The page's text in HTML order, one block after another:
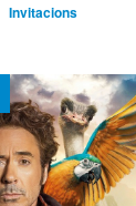
Invitacions